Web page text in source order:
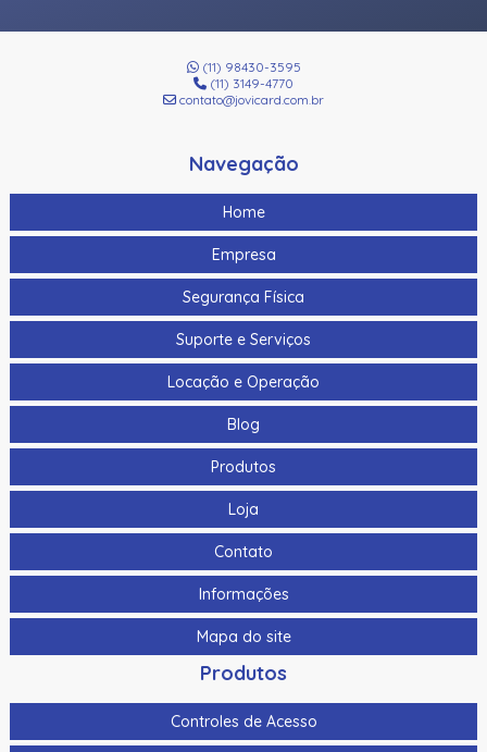
(11) 98430-3595
(11) 3149-4770
contato@jovicard.com.br
Navegação
Home
Empresa
Segurança Física
Suporte e Serviços
Locação e Operação
Blog
Produtos
Loja
Contato
Informações
Mapa do site
Produtos
Controles de Acesso